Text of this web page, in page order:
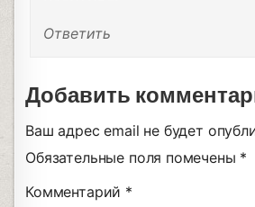
Ответить
Добавить
Ваш адрес email не будет
Обязательные поля помечены *
Комментарий *